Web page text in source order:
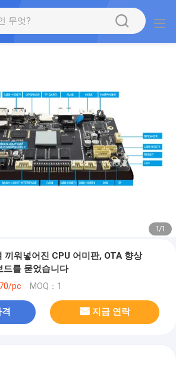
1/1
끼워넣어진 CPU 어미판, OTA 향상
드를 묻었습니다
pc MOQ：1
지금 연락